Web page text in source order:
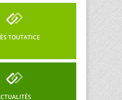
TOUTATICE